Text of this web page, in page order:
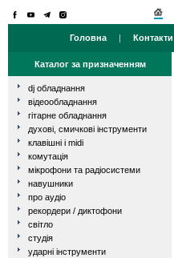
Головна | Контакти
Каталог за призначенням
dj обладнання
відеообладнання
гітарне обладнання
духові, смичкові інструменти
клавішні і midi
комутація
мікрофони та радіосистеми
навушники
про аудіо
рекордери / диктофони
світло
студія
ударні інструменти